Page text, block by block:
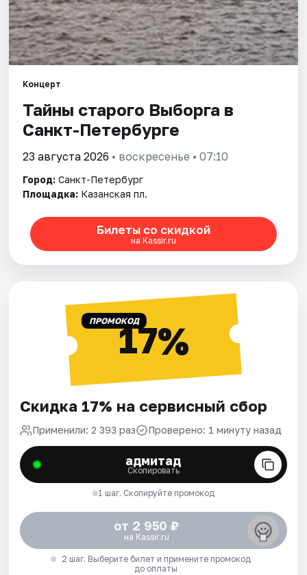
Концерт
Тайны старого Выборга в
Санкт-Петербурге
23 августа 2026 • воскресенье • 07:10
Город: Санкт-Петербург
Площадка: Казанская пл.
Билеты со скидкой
на Kassir.ru
ПРОМОКОД17%
Скидка 17% на сервисный сбор
Применили: 2 393 раз Проверено: 1 минуту назад
адмитад
Скопировать
1 шаг. Скопируйте промокод
от 2 950 ₽
на Kassir.ru
2 шаг. Выберите билет и примените промокод
до оплаты